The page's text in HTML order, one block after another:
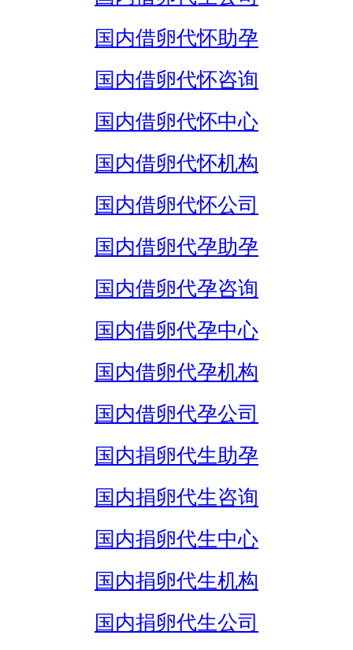
国内借卵代怀助孕
国内借卵代怀咨询
国内借卵代怀中心
国内借卵代怀机构
国内借卵代怀公司
国内借卵代孕助孕
国内借卵代孕咨询
国内借卵代孕中心
国内借卵代孕机构
国内借卵代孕公司
国内捐卵代生助孕
国内捐卵代生咨询
国内捐卵代生中心
国内捐卵代生机构
国内捐卵代生公司